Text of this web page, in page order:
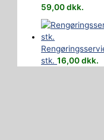
59,00dkk.
stk. 16,00dkk.